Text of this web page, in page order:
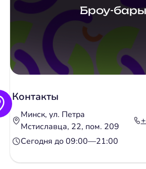
Броу-бары
Контакты
Минск, ул. Петра
Мстиславца, 22, пом. 209
Сегодня до 09:00—21:00